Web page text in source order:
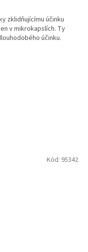
zklidňujícímu účinku
v mikrokapslích. Ty
účinku.
Kód: 95342